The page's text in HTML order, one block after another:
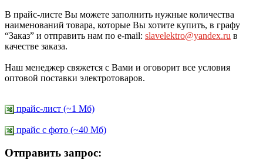
В прайс-листе Вы можете заполнить нужные количества
наименований товара, которые Вы хотите купить, в графу
“Заказ” и отправить нам по e-mail: slavelektro@yandex.ru в
качестве заказа.
Наш менеджер свяжется с Вами и оговорит все условия
оптовой поставки электротоваров.
прайс-лист (~1 Мб)
прайс c фото (~40 Мб)
Отправить запрос: